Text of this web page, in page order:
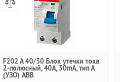
F202 A 40/30 Блок утечки тока
2-полюсный, 40A, 30mA, тип А
(УЗО) ABB